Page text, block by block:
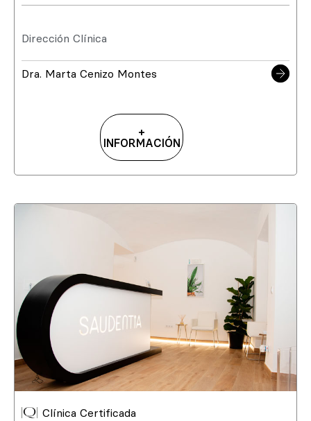
Dirección Clínica
Dra. Marta Cenizo Montes
+
INFORMACIÓN
Clínica Certificada